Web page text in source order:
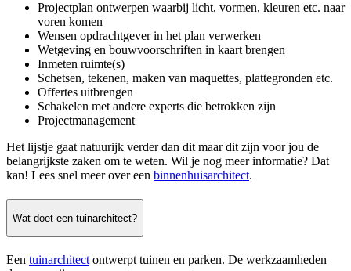
Projectplan ontwerpen waarbij licht, vormen, kleuren etc. naar
voren komen
Wensen opdrachtgever in het plan verwerken
Wetgeving en bouwvoorschriften in kaart brengen
Inmeten ruimte(s)
Schetsen, tekenen, maken van maquettes, plattegronden etc.
Offertes uitbrengen
Schakelen met andere experts die betrokken zijn
Projectmanagement
Het lijstje gaat natuurijk verder dan dit maar dit zijn voor jou de
belangrijkste zaken om te weten. Wil je nog meer informatie? Dat
kan! Lees snel meer over een binnenhuisarchitect.
Wat doet een tuinarchitect?
Een tuinarchitect ontwerpt tuinen en parken. De werkzaamheden